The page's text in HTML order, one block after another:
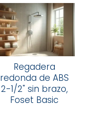
Regadera
redonda de ABS
2-1/2" sin brazo,
Foset Basic